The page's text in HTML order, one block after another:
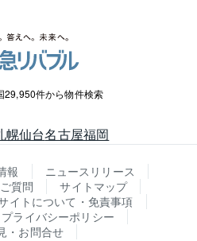
29,950件から物件検索
幌仙台名古屋福岡
報
ニュースリリース
質問
サイトマップ
イトについて・免責事項
ライバシーポリシー
・お問合せ